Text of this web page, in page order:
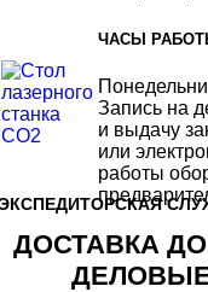
ЧАСЫ
Запись на
и выдачу
или
работы
ДОСТАВКА
ДЕЛОВЫЕ